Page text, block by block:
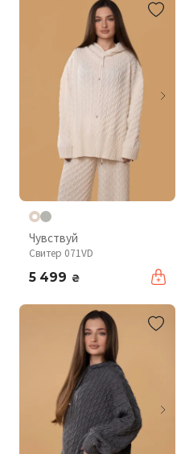
Чувствуй
Свитер 071VD
5 499 ₴